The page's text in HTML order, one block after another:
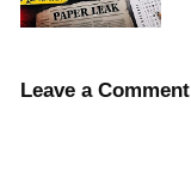
Leave a Comment